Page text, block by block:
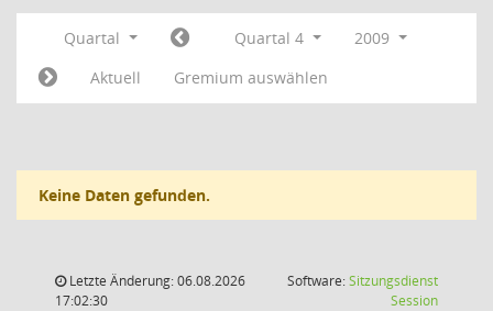
Quartal Quartal 4
2009
Aktuell
Gremium auswählen
Keine Daten gefunden.
Letzte Änderung: 06.08.2026
17:02:30
Software:Sitzungsdienst
Session(Wird in